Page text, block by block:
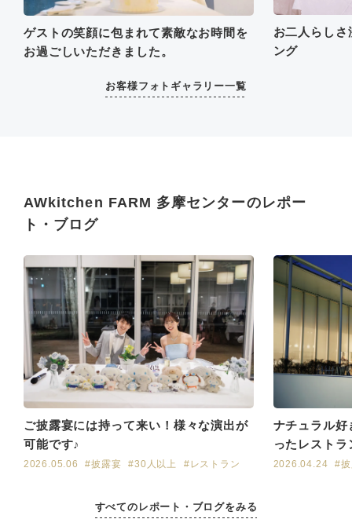
ゲストの笑顔に包まれて素敵なお時間を
お過ごしいただきました。
お二人らし
ング
お客様フォトギャラリー一覧
AWkitchen FARM 多摩センターのレポー
ト・ブログ
すべてのレポート・ブログをみる
ご披露宴には持って来い！様々な演出が
可能です♪
2026.05.06 #披露宴 #30人以上 #レストラン
ナチュラル
ったレストラ
2026.04.24 #